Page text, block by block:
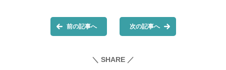
前の記事へ 次の記事へ
＼ SHARE ／